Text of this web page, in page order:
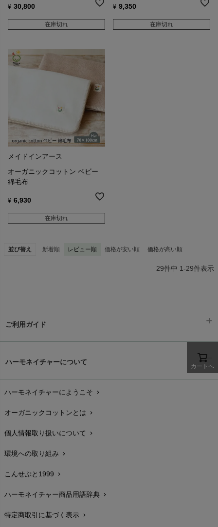
¥ 30,800
在庫切れ
¥ 9,350
在庫切れ
メイドインアース
オーガニックコットン ベビー
綿毛布
¥ 6,930
在庫切れ
並び替え 新着順 レビュー順 価格が安い順 価格が高い順
29件中 1-29件表示
カートへ
ご利用ガイド
配送と送料chevron_right
在庫状況と発送予定chevron_right
サイズ・寸法chevron_right
生地・素材chevron_right
お手入れについて
レビューを書こうchevron_right
返品交換chevron_right
ハーモネイチャーについて
ハーモネイチャーにようこそ chevron_right
オーガニックコットンとは chevron_right
個人情報取り扱いについて chevron_right
環境への取り組み chevron_right
こんせぷと1999 chevron_right
ハーモネイチャー商品用語辞典 chevron_right
特定商取引に基づく表示 chevron_right